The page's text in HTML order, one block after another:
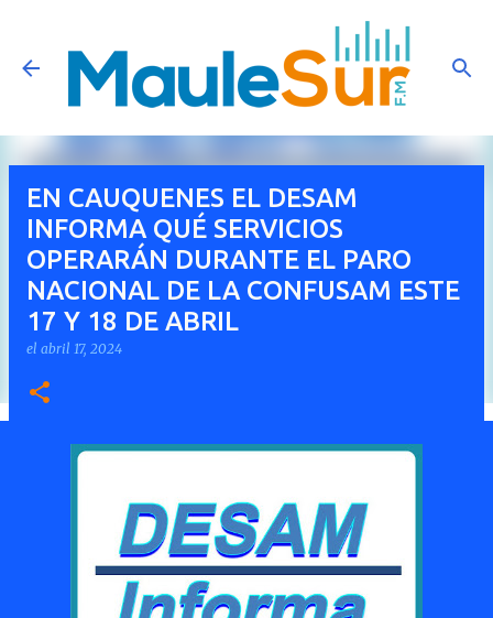
Ir al contenido principal
EN CAUQUENES EL DESAM
INFORMA QUÉ SERVICIOS
OPERARÁN DURANTE EL PARO
NACIONAL DE LA CONFUSAM ESTE
17 Y 18 DE ABRIL
el abril 17, 2024